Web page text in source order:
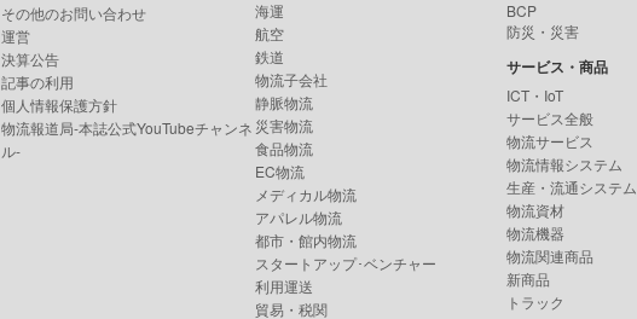
その他のお問い合わせ
運営
決算公告
記事の利用
個人情報保護方針
物流報道局-本誌公式YouTubeチャンネ
ル-
海運
航空
鉄道
物流子会社
静脈物流
災害物流
食品物流
EC物流
メディカル物流
アパレル物流
都市・館内物流
スタートアップ･ベンチャー
利用運送
貿易・税関
BCP
防災・災害
サービス・商品
ICT・IoT
サービス全般
物流サービス
物流情報システム
生産・流通システム
物流資材
物流機器
物流関連商品
新商品
トラック